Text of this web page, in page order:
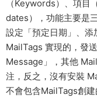
（Keywords）、項
dates），功能主要是
設定「預定日期」、
MailTags 實現的，發
Message」，其他
注，反之，沒有安裝
不會包含MailTags創建